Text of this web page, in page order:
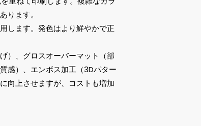
ります。
します。発色はより鮮やかで正
）、グロスオーバーマット（部
感）、エンボス加工（3Dパター
向上させますが、コストも増加